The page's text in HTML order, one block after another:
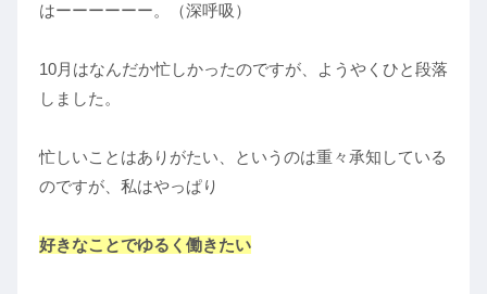
はーーーーーー。（深呼吸）
10月はなんだか忙しかったのですが、ようやくひと段落
しました。
忙しいことはありがたい、というのは重々承知している
のですが、私はやっぱり
好きなことでゆるく働きたい